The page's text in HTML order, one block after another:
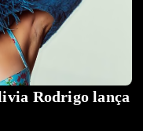
Rodrigo lança